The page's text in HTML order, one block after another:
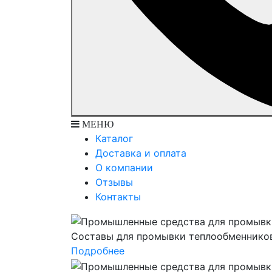
МЕНЮ
Каталог
Доставка и оплата
О компании
Отзывы
Контакты
Составы для промывки
Подробнее